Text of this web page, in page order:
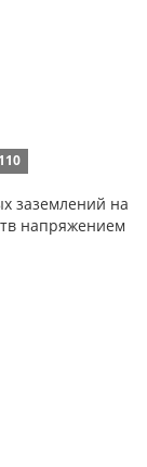
заземлений на
напряжением